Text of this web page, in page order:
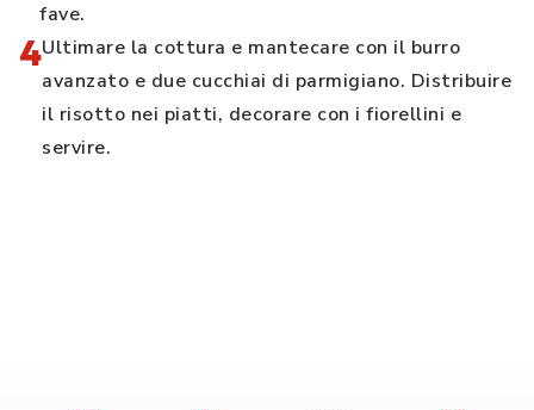
fave.
4Ultimare la cottura e mantecare con il burro
avanzato e due cucchiai di parmigiano. Distribuire
il risotto nei piatti, decorare con i fiorellini e
servire.